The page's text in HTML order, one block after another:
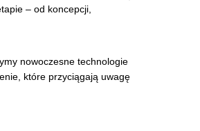
– od koncepcji,
nowoczesne technologie
które przyciągają uwagę